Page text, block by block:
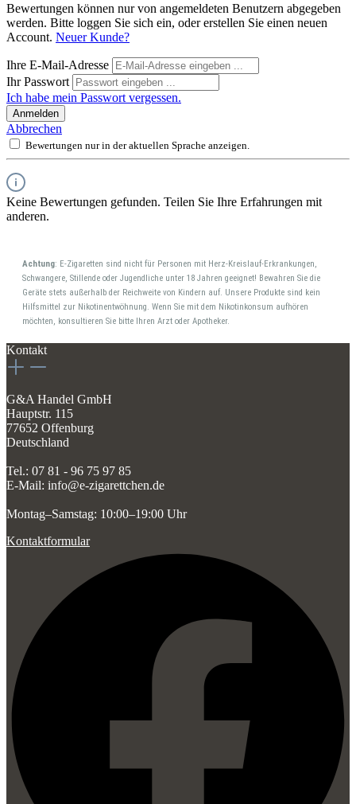
Bewertungen können nur von angemeldeten Benutzern abgegeben
werden. Bitte loggen Sie sich ein, oder erstellen Sie einen neuen
Account. Neuer Kunde?
Ihre E-Mail-Adresse
Ihr Passwort
Ich habe mein Passwort vergessen.
Anmelden
Abbrechen
Bewertungen nur in der aktuellen Sprache anzeigen.
Keine Bewertungen gefunden. Teilen Sie Ihre Erfahrungen mit
anderen.
Achtung: E-Zigaretten sind nicht für Personen mit Herz-Kreislauf-Erkrankungen,
Schwangere, Stillende oder Jugendliche unter 18 Jahren geeignet! Bewahren Sie die
Geräte stets außerhalb der Reichweite von Kindern auf. Unsere Produkte sind kein
Hilfsmittel zur Nikotinentwöhnung. Wenn Sie mit dem Nikotinkonsum aufhören
möchten, konsultieren Sie bitte Ihren Arzt oder Apotheker.
Kontakt
G&A Handel GmbH
Hauptstr. 115
77652 Offenburg
Deutschland
Tel.: 07 81 - 96 75 97 85
E-Mail: info@e-zigarettchen.de
Montag–Samstag: 10:00–19:00 Uhr
Kontaktformular